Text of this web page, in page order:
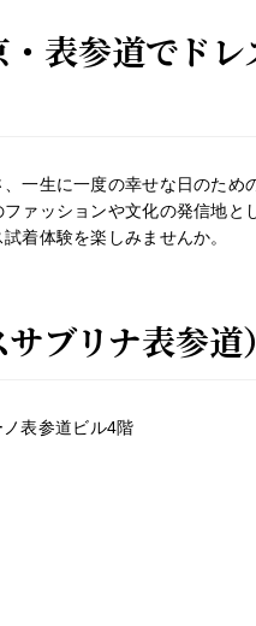
表参道でド
一生に一度の幸せな日のため
ァッションや文化の発信地と
着体験を楽しみませんか。
ブリナ表参道）
表参道ビル4階